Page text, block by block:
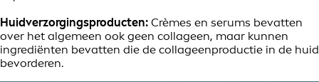
Huidverzorgingsproducten: Crèmes en serums bevatten
over het algemeen ook geen collageen, maar kunnen
ingrediënten bevatten die de collageenproductie in de huid
bevorderen.